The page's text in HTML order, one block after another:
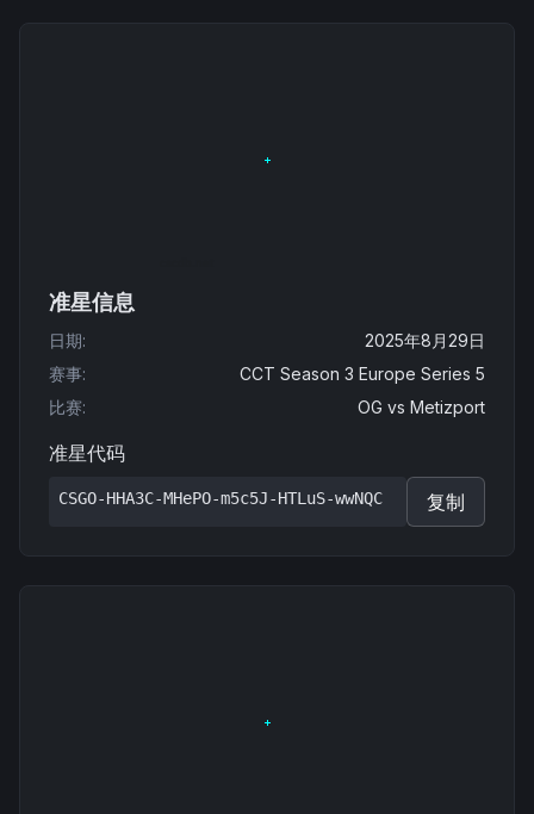
准星信息
日期:
2025年8月29日
赛事:
CCT Season 3 Europe Series 5
比赛: OG vs Metizport
准星代码
CSGO-HHA3C-MHePO-m5c5J-HTLuS-wwNQC 复制